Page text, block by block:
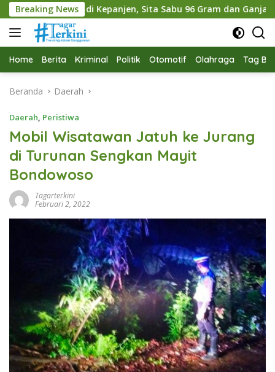
Langsung
ke
konten
Breaking NewsSita Sabu 96 Gram dan Ganja 131 Gram
Home Berita Kriminal Politik Otomotif Olahraga Tag
Beranda Daerah
Daerah, Peristiwa
Mobil Wisatawan Jatuh ke Jurang
di Turunan Sengkan Mayit
Bondowoso
Tagarterkini
Februari 2, 2022